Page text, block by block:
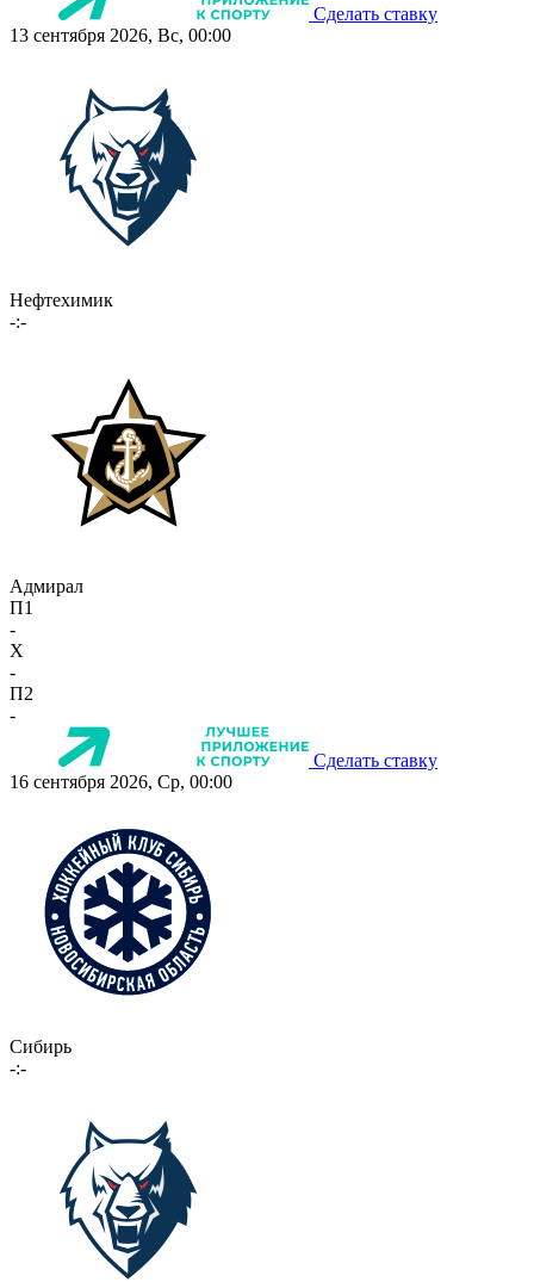
Сделать ставку
13 сентября 2026, Вс, 00:00
Нефтехимик
-:-
Адмирал
П1
-
X
-
П2
-
Сделать ставку
16 сентября 2026, Ср, 00:00
Сибирь
-:-